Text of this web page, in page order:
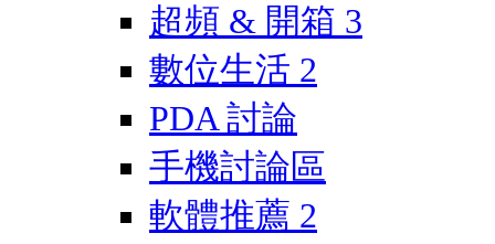
超頻 & 開箱 3
數位生活 2
PDA 討論
手機討論區
軟體推薦 2